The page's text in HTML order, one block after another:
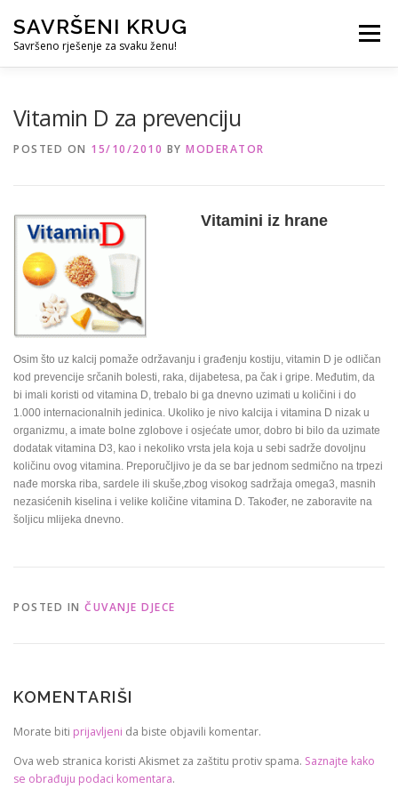
content
SAVRŠENI KRUG
Savršeno rješenje za svaku ženu!
Menu
Vitamin D za prevenciju
POSTED ON 15/10/2010 BY MODERATOR
Vitamini iz hrane
Osim što uz kalcij pomaže održavanju i građenju kostiju, vitamin D je odličan
kod prevencije srčanih bolesti, raka, dijabetesa, pa čak i gripe. Međutim, da
bi imali koristi od vitamina D, trebalo bi ga dnevno uzimati u količini i do
1.000 internacionalnih jedinica. Ukoliko je nivo kalcija i vitamina D nizak u
organizmu, a imate bolne zglobove i osjećate umor, dobro bi bilo da uzimate
dodatak vitamina D3, kao i nekoliko vrsta jela koja u sebi sadrže dovoljnu
količinu ovog vitamina. Preporučljivo je da se bar jednom sedmično na trpezi
nađe morska riba, sardele ili skuše,zbog visokog sadržaja omega3, masnih
nezasićenih kiselina i velike količine vitamina D. Također, ne zaboravite na
šoljicu mlijeka dnevno.
POSTED IN ČUVANJE DJECE
KOMENTARIŠI
Morate biti prijavljeni da biste objavili komentar.
Ova web stranica koristi Akismet za zaštitu protiv spama. Saznajte kako
se obrađuju podaci komentara.